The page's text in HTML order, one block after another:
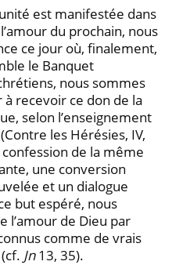
est manifestée dans
du prochain, nous
ce jour où, finalement,
le Banquet
nous sommes
recevoir ce don de la
selon l’enseignement
les Hérésies, IV,
confession de la même
une conversion
et un dialogue
but espéré, nous
l’amour de Dieu par
comme de vrais
Jn13, 35).